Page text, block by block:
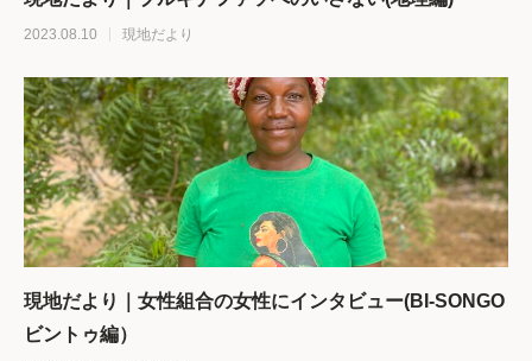
2023.08.10 現地だより
現地だより｜女性組合の女性にインタビュー(BI-SONGO
ビントゥ編）